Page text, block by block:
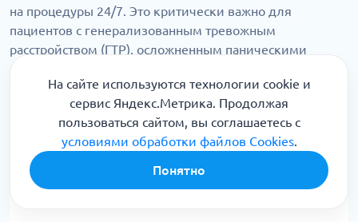
на процедуры 24/7. Это критически важно для
пациентов с генерализованным тревожным
расстройством (ГТР), осложненным паническими
атаками или сопутствующей депрессией. Врачи могут
мгновенно корректировать назначения, обеспечивая
максимальную безопасность. Мы гарантируем
глубокое физиологическое восстановление, включая
нормализацию сна и коррекцию гормонального фона в
условиях высокого комфорта.
На сайте используются технологии cookie и
сервис Яндекс.Метрика. Продолжая
пользоваться сайтом, вы соглашаетесь с
условиями обработки файлов Cookies.
Понятно